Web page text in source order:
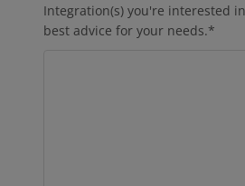
Integration(s) you're interested
best advice for your needs.*